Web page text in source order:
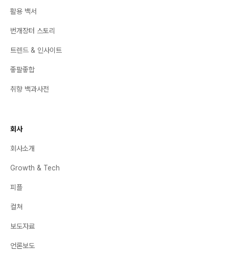
활용 백서
번개장터 스토리
트렌드 & 인사이트
좋팔좋합
취향 백과사전
회사
회사소개
Growth & Tech
피플
컬쳐
보도자료
언론보도